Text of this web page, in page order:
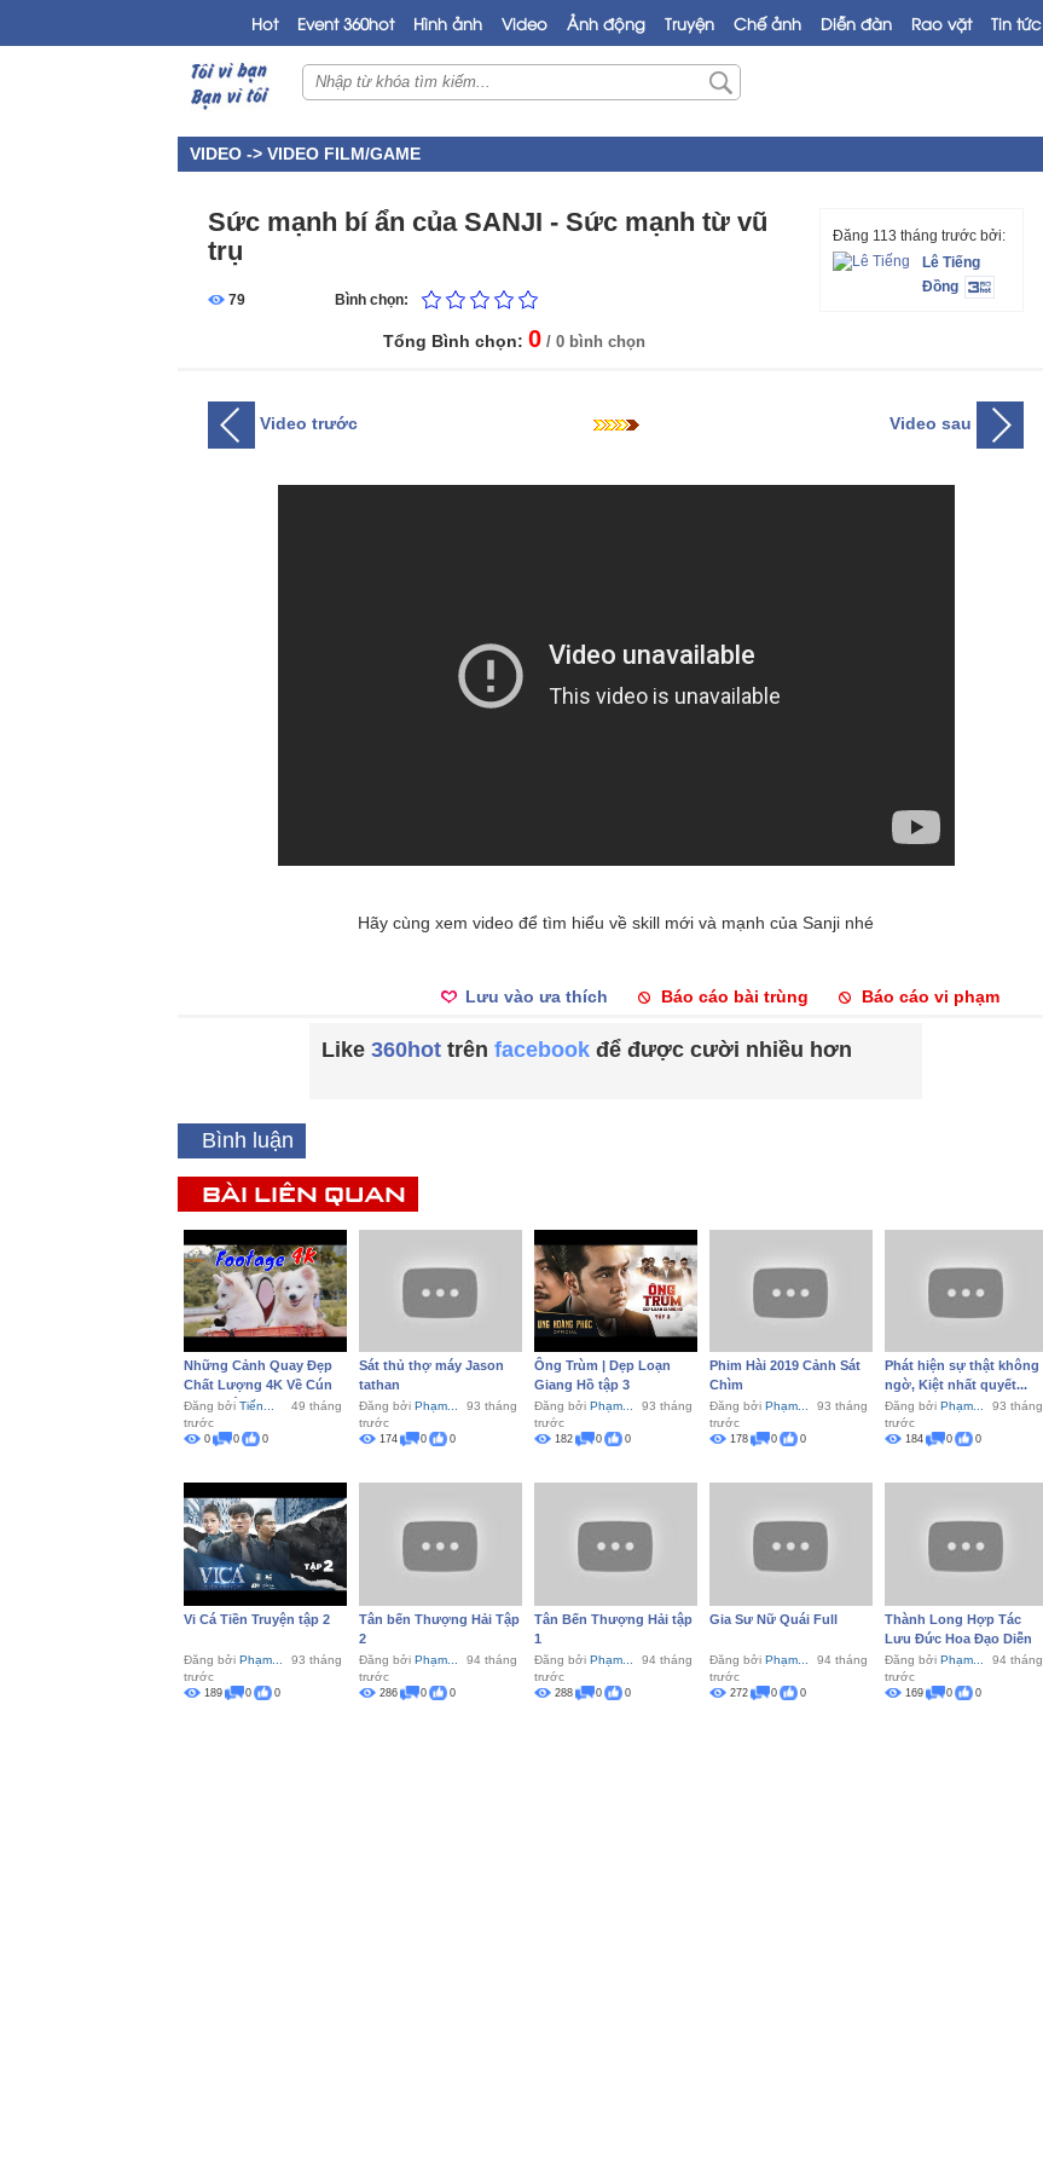
Hot Event 360hot Hình ảnh Video Ảnh động Truyện Chế ảnh Diễn đàn Rao vặt Tin tức
VIDEO -> VIDEO FILM/GAME
Sức mạnh bí ẩn của SANJI - Sức mạnh từ vũ
trụ
79 Bình chọn:
Tổng Bình chọn: 0 / 0 bình chọn
Đăng 113 tháng trước bởi:
Lê Tiếng
Đồng
Video trước Video sau
Hãy cùng xem video để tìm hiểu về skill mới và mạnh của Sanji nhé
Lưu vào ưa thích Báo cáo bài trùng Báo cáo vi phạm
Like 360hottrên facebookđể được cười nhiều hơn
Bình luận
BÀI LIÊN QUAN
Những Cảnh Quay Đẹp
Chất Lượng 4K Về Cún
Cưng Tập...
Đăng bởi Tiến...
49 tháng
trước
0 0 0
Sát thủ thợ máy Jason
tathan
Đăng bởi Phạm...
93 tháng
trước
174 0 0
Ông Trùm | Dẹp Loạn
Giang Hồ tập 3
Đăng bởi Phạm...
93 tháng
trước
182 0 0
Phim Hài 2019 Cảnh Sát
Chìm
Đăng bởi Phạm...
93 tháng
trước
178 0 0
Phát hiện sự thật không
ngờ, Kiệt nhất quyết...
Đăng bởi Phạm...
93 tháng
trước
184 0 0
Vi Cá Tiền Truyện tập 2
Đăng bởi Phạm...
93 tháng
trước
189 0 0
Tân bến Thượng Hải Tập
2
Đăng bởi Phạm...
94 tháng
trước
286 0 0
Tân Bến Thượng Hải tập
1
Đăng bởi Phạm...
94 tháng
trước
288 0 0
Gia Sư Nữ Quái Full
Đăng bởi Phạm...
94 tháng
trước
272 0 0
Thành Long Hợp Tác
Lưu Đức Hoa Đạo Diễn
Đăng bởi Phạm...
94 tháng
trước
169 0 0